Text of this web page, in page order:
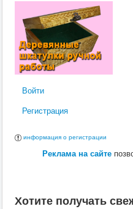
Войти
Регистрация
информация о регистрации
Реклама на сайте
Хотите получать